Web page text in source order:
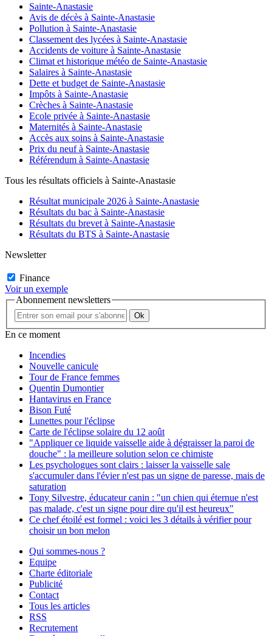
Sainte-Anastasie
Avis de décès à Sainte-Anastasie
Pollution à Sainte-Anastasie
Classement des lycées à Sainte-Anastasie
Accidents de voiture à Sainte-Anastasie
Climat et historique météo de Sainte-Anastasie
Salaires à Sainte-Anastasie
Dette et budget de Sainte-Anastasie
Impôts à Sainte-Anastasie
Crèches à Sainte-Anastasie
Ecole privée à Sainte-Anastasie
Maternités à Sainte-Anastasie
Accès aux soins à Sainte-Anastasie
Prix du neuf à Sainte-Anastasie
Référendum à Sainte-Anastasie
Tous les résultats officiels à Sainte-Anastasie
Résultat municipale 2026 à Sainte-Anastasie
Résultats du bac à Sainte-Anastasie
Résultats du brevet à Sainte-Anastasie
Résultats du BTS à Sainte-Anastasie
Newsletter
Finance
Voir un exemple
Abonnement newsletters
En ce moment
Incendies
Nouvelle canicule
Tour de France femmes
Quentin Dumontier
Hantavirus en France
Bison Futé
Lunettes pour l'éclipse
Carte de l'éclipse solaire du 12 août
"Appliquer ce liquide vaisselle aide à dégraisser la paroi de
douche" : la meilleure solution selon ce chimiste
Les psychologues sont clairs : laisser la vaisselle sale
s'accumuler dans l'évier n'est pas un signe de paresse, mais de
saturation
Tony Silvestre, éducateur canin : "un chien qui éternue n'est
pas malade, c'est un signe pour dire qu'il est heureux"
Ce chef étoilé est formel : voici les 3 détails à vérifier pour
choisir un bon melon
Qui sommes-nous ?
Equipe
Charte éditoriale
Publicité
Contact
Tous les articles
RSS
Recrutement